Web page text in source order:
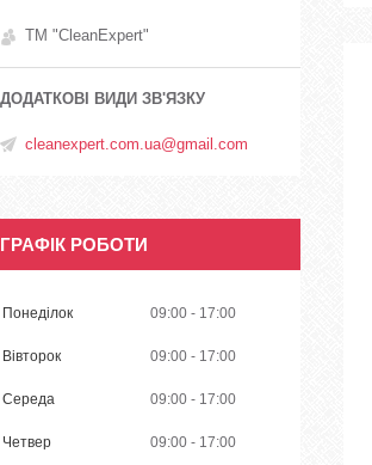
ТМ "CleanExpert"
cleanexpert.com.ua@gmail.com
ГРАФІК РОБОТИ
Понеділок 09:00 17:00
Вівторок 09:00 17:00
Середа 09:00 17:00
Четвер 09:00 17:00